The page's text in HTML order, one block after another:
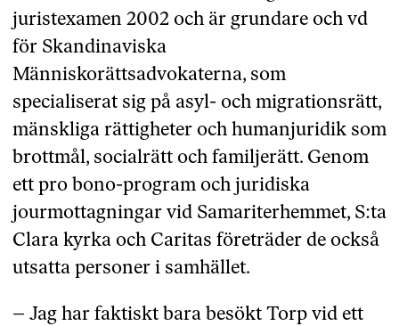
juristexamen 2002 och är grundare och vd
för Skandinaviska
Människorättsadvokaterna, som
specialiserat sig på asyl- och migrationsrätt,
mänskliga rättigheter och humanjuridik som
brottmål, socialrätt och familjerätt. Genom
ett pro bono-program och juridiska
jourmottagningar vid Samariterhemmet, S:ta
Clara kyrka och Caritas företräder de också
utsatta personer i samhället.
– Jag har faktiskt bara besökt Torp vid ett